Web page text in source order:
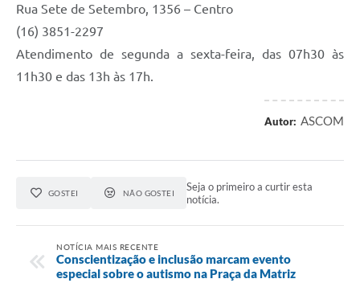
Rua Sete de Setembro, 1356 – Centro
(16) 3851-2297
Atendimento de segunda a sexta-feira, das 07h30 às
11h30 e das 13h às 17h.
Autor: ASCOM
GOSTEI NÃO GOSTEI
Seja o primeiro a curtir esta
notícia.
NOTÍCIA MAIS RECENTE
Conscientização e inclusão marcam evento
especial sobre o autismo na Praça da Matriz